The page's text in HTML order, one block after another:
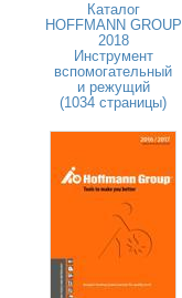
Каталог
HOFFMANN GROUP
2018
Инструмент
вспомогательный
и режущий
(1034 страницы)